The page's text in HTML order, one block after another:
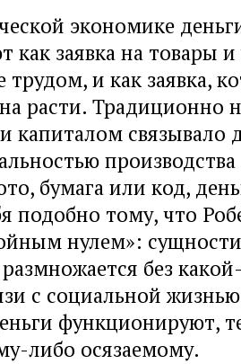
экономике
заявка на товары и
и как заявка,
расти. Традиционно
капиталом связывало
бумага или код,
подобно тому, что
нулем»:
без
с социальной
функционируют,
либо осязаемому.